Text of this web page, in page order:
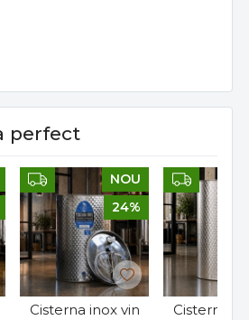
perfect
NOU
24%
Cisterna inox vin
Cisterna